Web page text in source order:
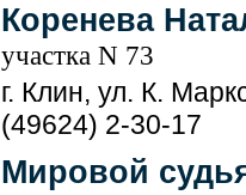
Коренева
участка N 73
г. Клин, ул. К.
(49624) 2-30-17
Мировой